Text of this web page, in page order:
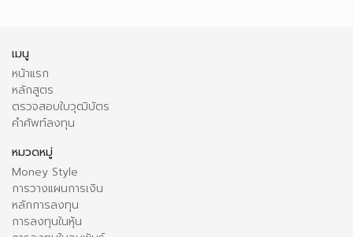
เมนู
หน้าแรก
หลักสูตร
ตรวจสอบใบวุฒิบัตร
คำศัพท์ลงทุน
หมวดหมู่
Money Style
การวางแผนการเงิน
หลักการลงทุน
การลงทุนในหุ้น